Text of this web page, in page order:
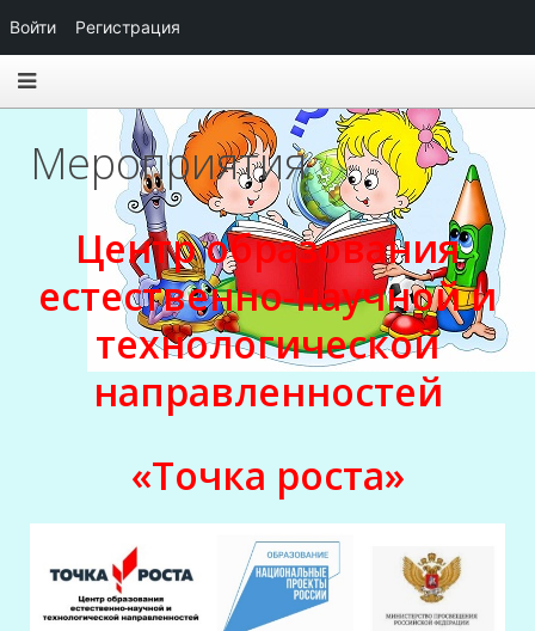
Мероприятия
Центр образования
естественно-научной и
технологической
направленностей
«Точка роста»
Войти Регистрация